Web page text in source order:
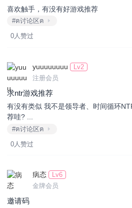
喜欢触手，有没有好游戏推荐
#ฅ讨论区ฅ
0人赞过
yuuuuuuuu
Lv2
注册会员
求ntr游戏推荐
有没有类似 我不是领导者、时间循环
荐哇? ...
#ฅ讨论区ฅ
0人赞过
病态
Lv6
金牌会员
邀请码